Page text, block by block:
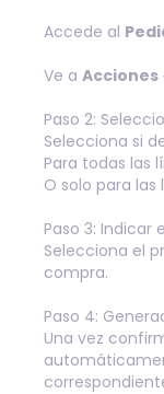
Accede al
Ve a
Paso 2:
Selecciona si
Para todas las
O solo para
Paso 3: Indicar
Selecciona el
compra.
Paso 4:
Una vez